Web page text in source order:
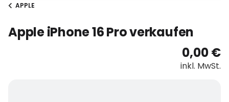
APPLE
Apple iPhone 16 Pro verkaufen
0,00 €
inkl. MwSt.